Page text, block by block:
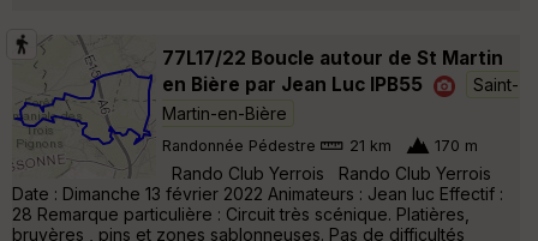
77L17/22 Boucle autour de St Martin
en Bière par Jean Luc IPB55
Saint-
Martin-en-Bière
Randonnée Pédestre 21 km 170 m
Rando Club Yerrois Rando Club Yerrois
Date : Dimanche 13 février 2022 Animateurs : Jean luc Effectif :
28 Remarque particulière : Circuit très scénique. Platières,
bruyères , pins et zones sablonneuses. Pas de difficultés